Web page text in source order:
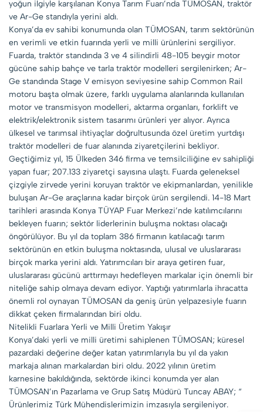
yoğun ilgiyle karşılanan Konya Tarım Fuarı’nda TÜMOSAN, traktör
ve Ar-Ge standıyla yerini aldı.
Konya’da ev sahibi konumunda olan TÜMOSAN, tarım sektörünün
en verimli ve etkin fuarında yerli ve milli ürünlerini sergiliyor.
Fuarda, traktör standında 3 ve 4 silindirli 48-105 beygir motor
gücüne sahip bahçe ve tarla traktör modelleri sergilenirken; Ar-
Ge standında Stage V emisyon seviyesine sahip Common Rail
motoru başta olmak üzere, farklı uygulama alanlarında kullanılan
motor ve transmisyon modelleri, aktarma organları, forklift ve
elektrik/elektronik sistem tasarımı ürünleri yer alıyor. Ayrıca
ülkesel ve tarımsal ihtiyaçlar doğrultusunda özel üretim yurtdışı
traktör modelleri de fuar alanında ziyaretçilerini bekliyor.
Geçtiğimiz yıl, 15 Ülkeden 346 firma ve temsilciliğine ev sahipliği
yapan fuar; 207.133 ziyaretçi sayısına ulaştı. Fuarda geleneksel
çizgiyle zirvede yerini koruyan traktör ve ekipmanlardan, yenilikle
buluşan Ar-Ge araçlarına kadar birçok ürün sergilendi. 14-18 Mart
tarihleri arasında Konya TÜYAP Fuar Merkezi’nde katılımcılarını
bekleyen fuarın; sektör liderlerinin buluşma noktası olacağı
öngörülüyor. Bu yıl da toplam 386 firmanın katılacağı tarım
sektörünün en etkin buluşma noktasında, ulusal ve uluslararası
birçok marka yerini aldı. Yatırımcıları bir araya getiren fuar,
uluslararası gücünü arttırmayı hedefleyen markalar için önemli bir
niteliğe sahip olmaya devam ediyor. Yaptığı yatırımlarla ihracatta
önemli rol oynayan TÜMOSAN da geniş ürün yelpazesiyle fuarın
dikkat çeken firmalarından biri oldu.
Nitelikli Fuarlara Yerli ve Milli Üretim Yakışır
Konya’daki yerli ve milli üretimi sahiplenen TÜMOSAN; küresel
pazardaki değerine değer katan yatırımlarıyla bu yıl da yakın
markaja alınan markalardan biri oldu. 2022 yılının üretim
karnesine bakıldığında, sektörde ikinci konumda yer alan
TÜMOSAN’ın Pazarlama ve Grup Satış Müdürü Tuncay ABAY; “
Ürünlerimiz Türk Mühendislerimizin imzasıyla sergileniyor.